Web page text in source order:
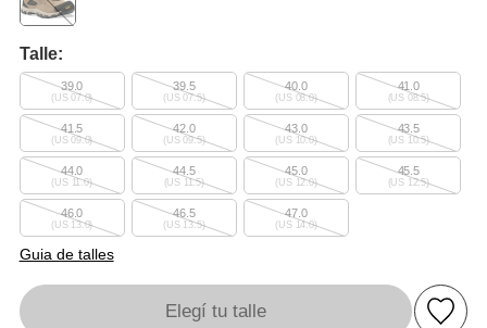
Talle:
Guia de talles
39.0
(US 07.0)
39.5
(US 07.5)
40.0
(US 08.0)
41.0
(US 08.5)
41.5
(US 09.0)
42.0
(US 09.5)
43.0
(US 10.0)
43.5
(US 10.5)
44.0
(US 11.0)
44.5
(US 11.5)
45.0
(US 12.0)
45.5
(US 12.5)
46.0
(US 13.0)
46.5
(US 13.5)
47.0
(US 14.0)
Elegí tu talle